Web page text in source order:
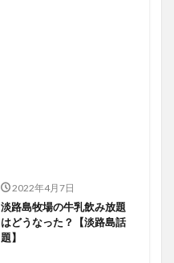
2022年4月7日
淡路島牧場の牛乳飲み放題
はどうなった？【淡路島話
題】